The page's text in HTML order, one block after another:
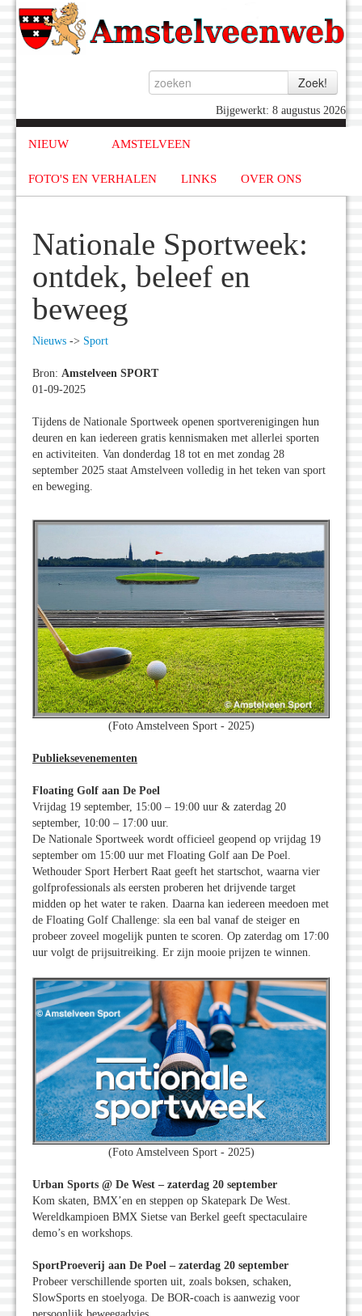
Bijgewerkt: 8 augustus 2026
NIEUW AMSTELVEEN
FOTO'S EN VERHALEN LINKS OVER ONS
Nationale Sportweek:
ontdek, beleef en
beweeg
Nieuws -> Sport
Bron: Amstelveen SPORT
01-09-2025
Tijdens de Nationale Sportweek openen sportverenigingen hun
deuren en kan iedereen gratis kennismaken met allerlei sporten
en activiteiten. Van donderdag 18 tot en met zondag 28
september 2025 staat Amstelveen volledig in het teken van sport
en beweging.
(Foto Amstelveen Sport - 2025)
Publieksevenementen
Floating Golf aan De Poel
Vrijdag 19 september, 15:00 – 19:00 uur & zaterdag 20
september, 10:00 – 17:00 uur.
De Nationale Sportweek wordt officieel geopend op vrijdag 19
september om 15:00 uur met Floating Golf aan De Poel.
Wethouder Sport Herbert Raat geeft het startschot, waarna vier
golfprofessionals als eersten proberen het drijvende target
midden op het water te raken. Daarna kan iedereen meedoen met
de Floating Golf Challenge: sla een bal vanaf de steiger en
probeer zoveel mogelijk punten te scoren. Op zaterdag om 17:00
uur volgt de prijsuitreiking. Er zijn mooie prijzen te winnen.
(Foto Amstelveen Sport - 2025)
Urban Sports @ De West – zaterdag 20 september
Kom skaten, BMX’en en steppen op Skatepark De West.
Wereldkampioen BMX Sietse van Berkel geeft spectaculaire
demo’s en workshops.
SportProeverij aan De Poel – zaterdag 20 september
Probeer verschillende sporten uit, zoals boksen, schaken,
SlowSports en stoelyoga. De BOR-coach is aanwezig voor